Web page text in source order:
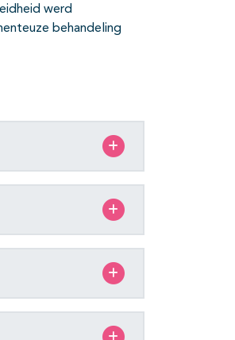
werd
behandeling